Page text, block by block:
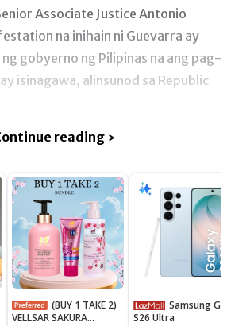
Associate Justice Antonio
na inihain ni Guevarra ay
gobyerno ng Pilipinas na ang pag-
isinagawa, alinsunod sa Republic
reading ›
VELLSAR SAKURA
S26 Ultra